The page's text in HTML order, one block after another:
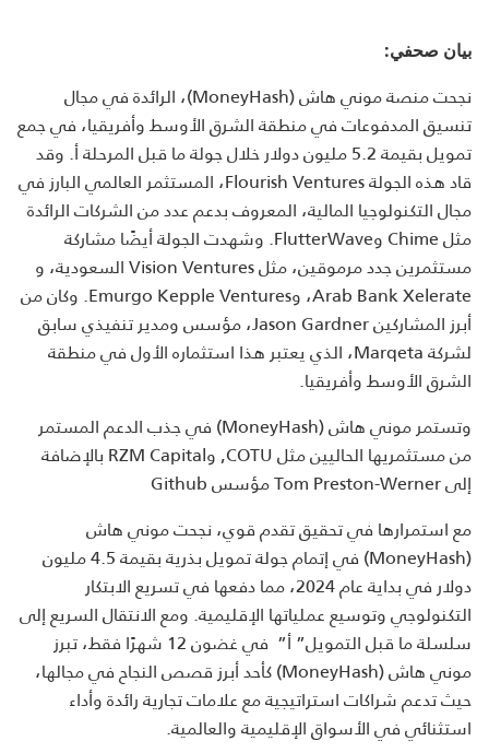
بيان صحفي:
نجحت منصة موني هاش (MoneyHash)، الرائدة في مجال
تنسيق المدفوعات في منطقة الشرق الأوسط وأفريقيا، في جمع
تمويل بقيمة 5.2 مليون دولار خلال جولة ما قبل المرحلة أ. وقد
قاد هذه الجولة Flourish Ventures، المستثمر العالمي البارز في
مجال التكنولوجيا المالية، المعروف بدعم عدد من الشركات الرائدة
مثل Chime وFlutterWave. وشهدت الجولة أيضًا مشاركة
مستثمرين جدد مرموقين، مثل Vision Ventures السعودية، و
Arab Bank Xelerate، وEmurgo Kepple Ventures. وكان من
أبرز المشاركين Jason Gardner، مؤسس ومدير تنفيذي سابق
لشركة Marqeta، الذي يعتبر هذا استثماره الأول في منطقة
الشرق الأوسط وأفريقيا.
وتستمر موني هاش (MoneyHash) في جذب الدعم المستمر
من مستثمريها الحاليين مثل COTU, وRZM Capital بالإضافة
إلى Tom Preston-Werner مؤسس Github
مع استمرارها في تحقيق تقدم قوي، نجحت موني هاش
(MoneyHash) في إتمام جولة تمويل بذرية بقيمة 4.5 مليون
دولار في بداية عام 2024، مما دفعها في تسريع الابتكار
التكنولوجي وتوسيع عملياتها الإقليمية. ومع الانتقال السريع إلى
سلسلة ما قبل التمويل” أ” في غضون 12 شهرًا فقط، تبرز
موني هاش (MoneyHash) كأحد أبرز قصص النجاح في مجالها،
حيث تدعم شراكات استراتيجية مع علامات تجارية رائدة وأداء
استثنائي في الأسواق الإقليمية والعالمية.